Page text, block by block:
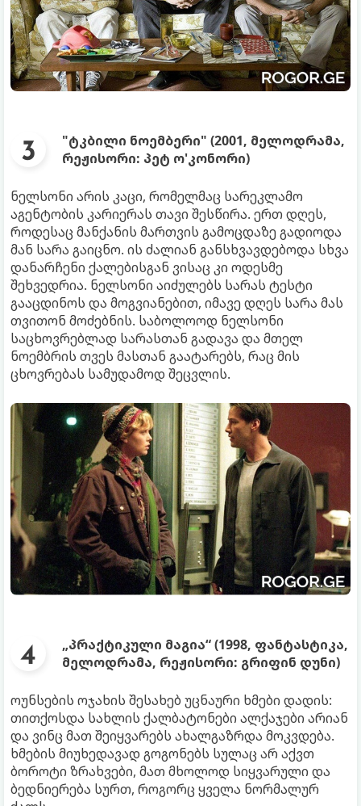
"ტკბილი ნოემბერი" (2001, მელოდრამა,
რეჟისორი: პეტ ო'კონორი)
ნელსონი არის კაცი, რომელმაც სარეკლამო
აგენტობის კარიერას თავი შესწირა. ერთ დღეს,
როდესაც მანქანის მართვის გამოცდაზე გადიოდა
მან სარა გაიცნო. ის ძალიან განსხვავდებოდა სხვა
დანარჩენი ქალებისგან ვისაც კი ოდესმე
შეხვედრია. ნელსონი აიძულებს სარას ტესტი
გააცდინოს და მოგვიანებით, იმავე დღეს სარა მას
თვითონ მოძებნის. საბოლოოდ ნელსონი
საცხოვრებლად სარასთან გადავა და მთელ
ნოემბრის თვეს მასთან გაატარებს, რაც მის
ცხოვრებას სამუდამოდ შეცვლის.
„პრაქტიკული მაგია“ (1998, ფანტასტიკა,
მელოდრამა, რეჟისორი: გრიფინ დუნი)
ოუნსების ოჯახის შესახებ უცნაური ხმები დადის:
თითქოსდა სახლის ქალბატონები ალქაჯები არიან
და ვინც მათ შეიყვარებს ახალგაზრდა მოკვდება.
ხმების მიუხედავად გოგონებს სულაც არ აქვთ
ბოროტი ზრახვები, მათ მხოლოდ სიყვარული და
ბედნიერება სურთ, როგორც ყველა ნორმალურ